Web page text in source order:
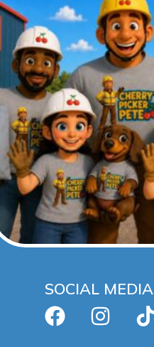
SOCIAL MEDIA